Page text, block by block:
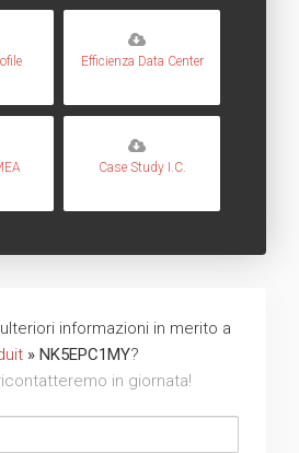
Efficienza Data Center
Case Study I.C.
informazioni in merito a
» NK5EPC1MY?
in giornata!